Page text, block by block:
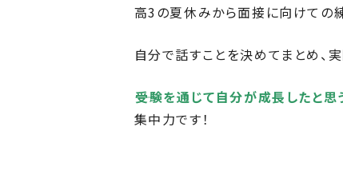
高3の夏休みから面接に向けての
自分で話すことを決めてまとめ、
――受験を通じて自分が成長したと
集中力です！